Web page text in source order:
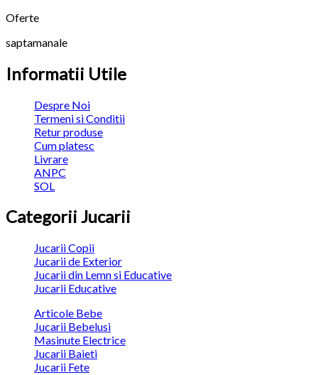
Oferte
saptamanale
Informatii Utile
Despre Noi
Termeni si Conditii
Retur produse
Cum platesc
Livrare
ANPC
SOL
Categorii Jucarii
Jucarii Copii
Jucarii de Exterior
Jucarii din Lemn si Educative
Jucarii Educative
Articole Bebe
Jucarii Bebelusi
Masinute Electrice
Jucarii Baieti
Jucarii Fete